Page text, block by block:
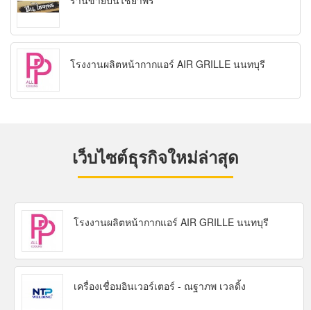
โรงงานผลิตหน้ากากแอร์ AIR GRILLE นนทบุรี
เว็บไซต์ธุรกิจใหม่ล่าสุด
โรงงานผลิตหน้ากากแอร์ AIR GRILLE นนทบุรี
เครื่องเชื่อมอินเวอร์เตอร์ - ณฐาภพ เวลดิ้ง